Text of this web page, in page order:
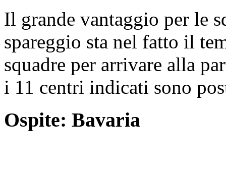
Il grande vantaggio per le
spareggio sta nel fatto il
squadre per arrivare alla
i 11 centri indicati sono
Ospite: Bavaria